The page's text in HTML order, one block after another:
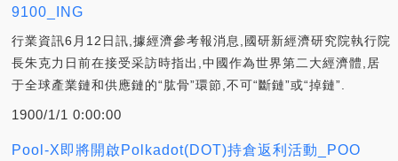
9100_ING
行業資訊6月12日訊,據經濟參考報消息,國研新經濟研究院執行院
長朱克力日前在接受采訪時指出,中國作為世界第二大經濟體,居
于全球產業鏈和供應鏈的“肱骨”環節,不可“斷鏈”或“掉鏈”.
1900/1/1 0:00:00
Pool-X即將開啟Polkadot(DOT)持倉返利活動_POO